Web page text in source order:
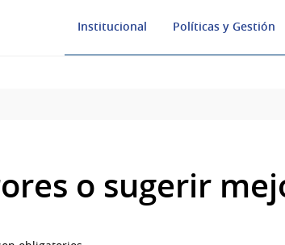
Institucional Políticas y Gestión
o sugerir